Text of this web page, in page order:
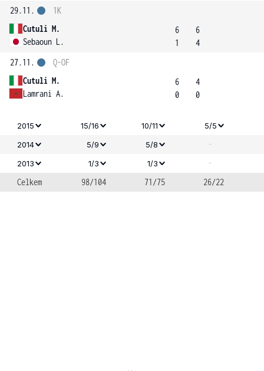
29.11.
Cutuli M.
Sebaoun L.
1K
6
1
6
4
27.11.
Cutuli M.
Lamrani A.
Q-OF
6
0
4
0
2015 15/16 10/11
5/5
2014
5/9 5/8 -
2013 1/3 1/3
-
Celkem
98/104 71/75 26/22